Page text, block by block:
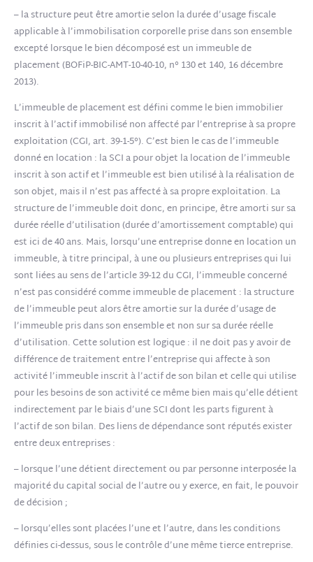
– la structure peut être amortie selon la durée d’usage fiscale
applicable à l’immobilisation corporelle prise dans son ensemble
excepté lorsque le bien décomposé est un immeuble de
placement (BOFiP-BIC-AMT-10-40-10, n° 130 et 140, 16 décembre
2013).
L’immeuble de placement est défini comme le bien immobilier
inscrit à l’actif immobilisé non affecté par l’entreprise à sa propre
exploitation (CGI, art. 39-1-5°). C’est bien le cas de l’immeuble
donné en location : la SCI a pour objet la location de l’immeuble
inscrit à son actif et l’immeuble est bien utilisé à la réalisation de
son objet, mais il n’est pas affecté à sa propre exploitation. La
structure de l’immeuble doit donc, en principe, être amorti sur sa
durée réelle d’utilisation (durée d’amortissement comptable) qui
est ici de 40 ans. Mais, lorsqu’une entreprise donne en location un
immeuble, à titre principal, à une ou plusieurs entreprises qui lui
sont liées au sens de l’article 39-12 du CGI, l’immeuble concerné
n’est pas considéré comme immeuble de placement : la structure
de l’immeuble peut alors être amortie sur la durée d’usage de
l’immeuble pris dans son ensemble et non sur sa durée réelle
d’utilisation. Cette solution est logique : il ne doit pas y avoir de
différence de traitement entre l’entreprise qui affecte à son
activité l’immeuble inscrit à l’actif de son bilan et celle qui utilise
pour les besoins de son activité ce même bien mais qu’elle détient
indirectement par le biais d’une SCI dont les parts figurent à
l’actif de son bilan. Des liens de dépendance sont réputés exister
entre deux entreprises :
– lorsque l’une détient directement ou par personne interposée la
majorité du capital social de l’autre ou y exerce, en fait, le pouvoir
de décision ;
– lorsqu’elles sont placées l’une et l’autre, dans les conditions
définies ci-dessus, sous le contrôle d’une même tierce entreprise.